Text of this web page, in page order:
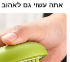
אתה עשוי גם לאהוב